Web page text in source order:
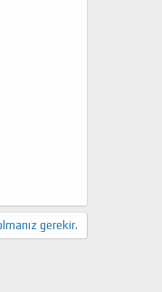
gerekir.